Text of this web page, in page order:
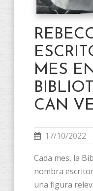
MES
CAN
17/10/2022
Cada mes, la
nombra
una figura